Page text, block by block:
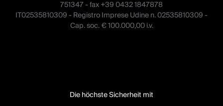
751347 - fax +39 0432 1847878
IT02535810309 - Registro Imprese Udine n. 02535810309 -
Cap. soc. € 100.000,00 i.v.
Die höchste Sicherheit mit